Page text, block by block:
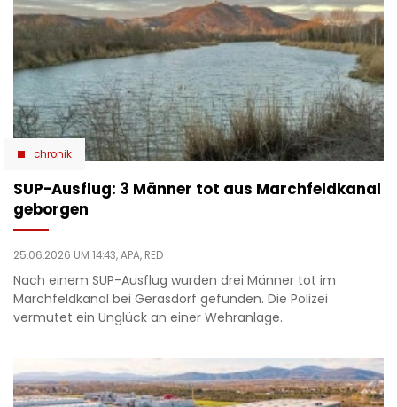
chronik
SUP-Ausflug: 3 Männer tot aus Marchfeldkanal
geborgen
25.06.2026 UM 14:43,APA, RED
Nach einem SUP-Ausflug wurden drei Männer tot im
Marchfeldkanal bei Gerasdorf gefunden. Die Polizei
vermutet ein Unglück an einer Wehranlage.